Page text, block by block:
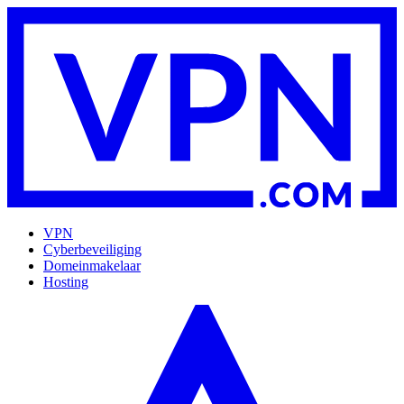
VPN
Cyberbeveiliging
Domeinmakelaar
Hosting